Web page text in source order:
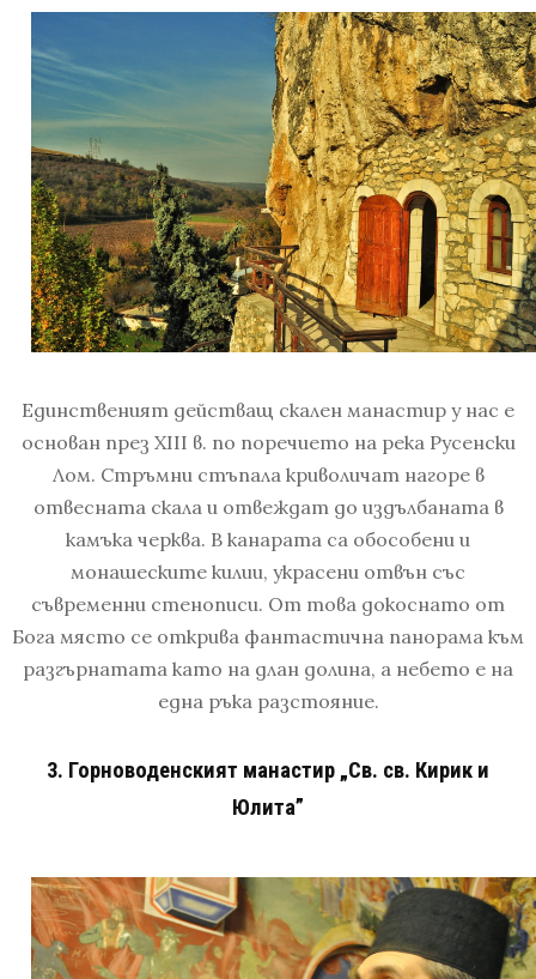
Единственият действащ скален манастир у нас е
основан през XIII в. по поречието на река Русенски
Лом. Стръмни стъпала криволичат нагоре в
отвесната скала и отвеждат до издълбаната в
камъка черква. В канарата са обособени и
монашеските килии, украсени отвън със
съвременни стенописи. От това докоснато от
Бога място се открива фантастична панорама към
разгърнатата като на длан долина, а небето е на
една ръка разстояние.
3. Горноводенският манастир „Св. св. Кирик и
Юлита”